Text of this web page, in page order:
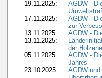
19.11.2025:
AGDW -
17.11.2025:
AGDW -
zur
13.11.2025:
AGDW -
13.11.2025:
der
05.11.2025:
AGDW -
Jahres
23.10.2025:
AGDW